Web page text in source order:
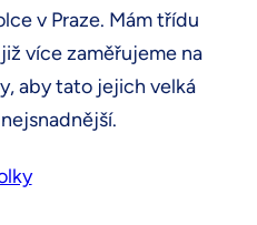
v Praze. Mám třídu
více zaměřujeme na
aby tato jejich velká